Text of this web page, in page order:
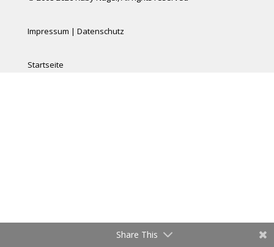
Impressum | Datenschutz
Startseite
Share This